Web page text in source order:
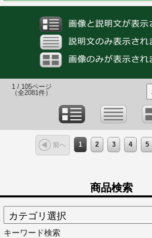
1 / 105ページ
（全2081件）
前へ 1 2 3 4 5
商品検索
キーワード検索